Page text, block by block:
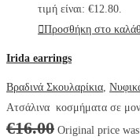
τιμή είναι: €12.80.
Προσθήκη στο
Irida earrings
Βραδινά Σκουλαρίκια
Ατσάλινα κοσμήματα σε
€16.00 Original price